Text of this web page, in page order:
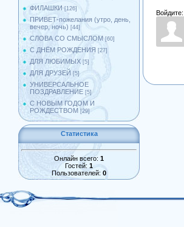
ФИЛАШКИ [126]
ПРИВЕТ-пожелания (утро, день,
вечер, ночь) [44]
СЛОВА СО СМЫСЛОМ [60]
С ДНЁМ РОЖДЕНИЯ [27]
ДЛЯ ЛЮБИМЫХ [5]
ДЛЯ ДРУЗЕЙ [5]
УНИВЕРСАЛЬНОЕ
ПОЗДРАВЛЕНИЕ [5]
С НОВЫМ ГОДОМ И
РОЖДЕСТВОМ [29]
Статистика
Онлайн всего: 1
Гостей: 1
Пользователей: 0
Войдите: